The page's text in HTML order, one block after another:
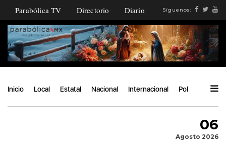
Parabólica TV Directorio Diario Síguenos:
Inicio Local Estatal Nacional Internacional Política
06
Agosto 2026